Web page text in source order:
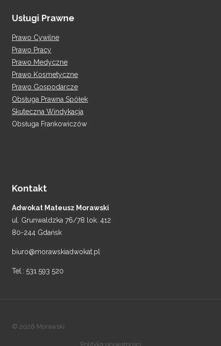
Usługi Prawne
Prawo Cywilne
Prawo Pracy
Prawo Medyczne
Prawo Kosmetyczne
Prawo Gospodarcze
Obsługa Prawna Spółek
Skuteczna Windykacja
Obsługa Frankowiczów
Kontakt
Adwokat Mateusz Morawski
ul. Grunwaldzka 76/78 lok. 412
80-244 Gdańsk
biuro@morawskiadwokat.pl
Tel.: 531 593 520
© 2026 Morawski
Polityka prywatności